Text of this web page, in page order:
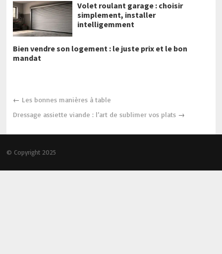
Volet roulant garage : choisir
simplement, installer
intelligemment
Bien vendre son logement : le juste prix et le bon
mandat
← Les bonnes manières à table
Dressage assiette viande : l’art de sublimer vos plats →
© Copyright 2025